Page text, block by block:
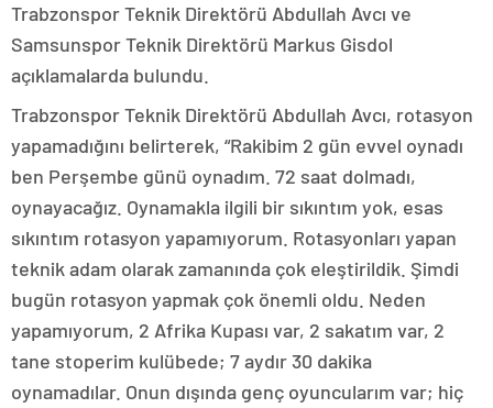
Trabzonspor Teknik Direktörü Abdullah Avcı ve
Samsunspor Teknik Direktörü Markus Gisdol
açıklamalarda bulundu.
Trabzonspor Teknik Direktörü Abdullah Avcı, rotasyon
yapamadığını belirterek, “Rakibim 2 gün evvel oynadı
ben Perşembe günü oynadım. 72 saat dolmadı,
oynayacağız. Oynamakla ilgili bir sıkıntım yok, esas
sıkıntım rotasyon yapamıyorum. Rotasyonları yapan
teknik adam olarak zamanında çok eleştirildik. Şimdi
bugün rotasyon yapmak çok önemli oldu. Neden
yapamıyorum, 2 Afrika Kupası var, 2 sakatım var, 2
tane stoperim kulübede; 7 aydır 30 dakika
oynamadılar. Onun dışında genç oyuncularım var; hiç